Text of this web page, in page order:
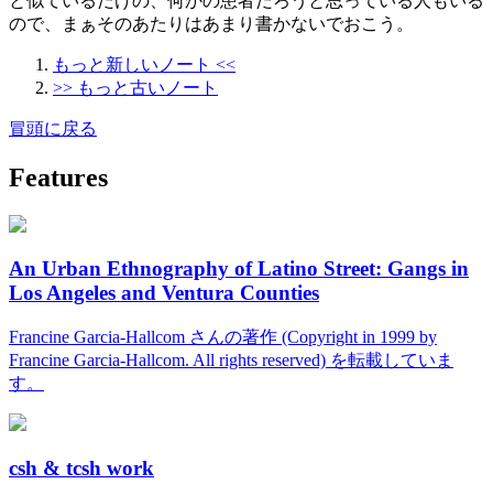
ので、まぁそのあたりはあまり書かないでおこう。
もっと新しいノート <<
>> もっと古いノート
冒頭に戻る
Features
An Urban Ethnography of Latino Street: Gangs in
Los Angeles and Ventura Counties
Francine Garcia-Hallcom さんの著作 (Copyright in 1999 by
Francine Garcia-Hallcom. All rights reserved) を転載していま
す。
csh & tcsh work